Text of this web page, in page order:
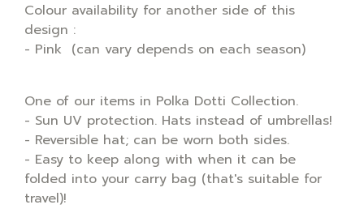
Colour availability for another side of this
design :
- Pink (can vary depends on each season)
One of our items in Polka Dotti Collection.
- Sun UV protection. Hats instead of umbrellas!
- Reversible hat; can be worn both sides.
- Easy to keep along with when it can be
folded into your carry bag (that's suitable for
travel)!